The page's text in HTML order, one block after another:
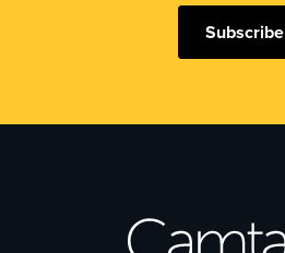
Subscribe